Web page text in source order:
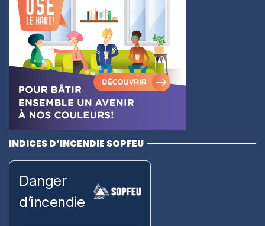
INDICES D’INCENDIE SOPFEU
Danger
d’incendie